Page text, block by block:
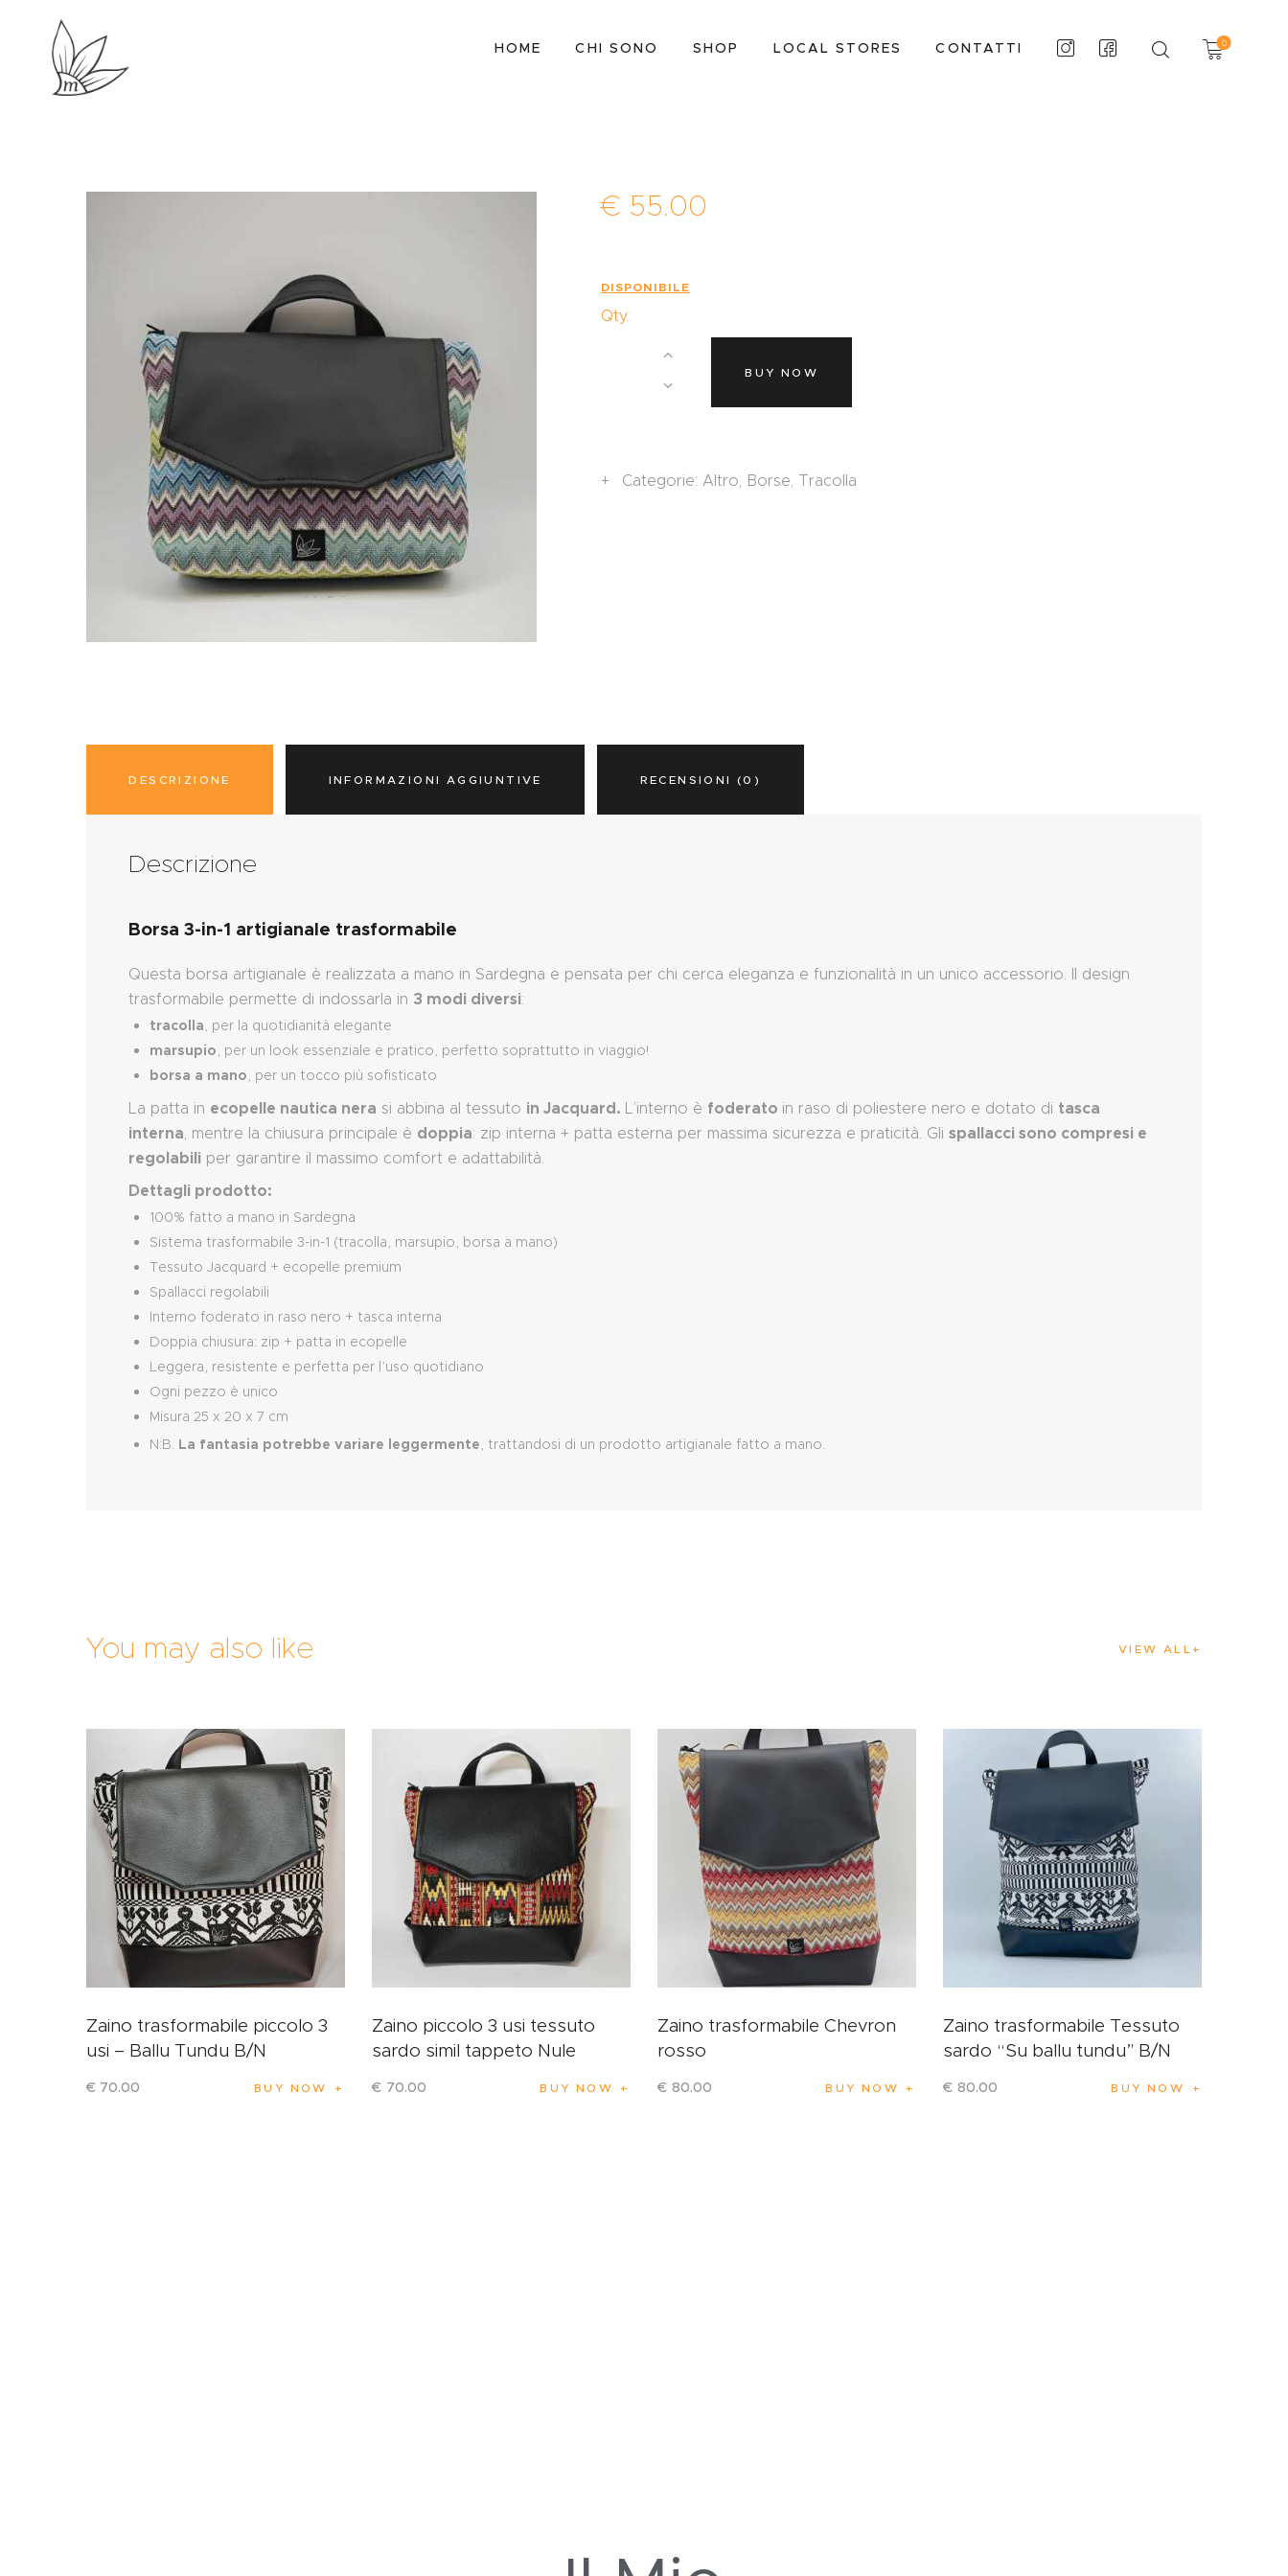
HOME CHI SONO SHOP LOCAL STORES CONTATTI 0
CHI SONO
CONTATTI
€ 55.00
DISPONIBILE
Qty.:
BUY NOW
Categorie:Altro, Borse, Tracolla
DESCRIZIONE INFORMAZIONI AGGIUNTIVE RECENSIONI (0)
Descrizione
Borsa 3-in-1 artigianale trasformabile
Questa borsa artigianale è realizzata a mano in Sardegna e pensata per chi cerca eleganza e funzionalità in un unico accessorio. Il design
trasformabile permette di indossarla in 3 modi diversi:
tracolla, per la quotidianità elegante
marsupio, per un look essenziale e pratico, perfetto soprattutto in viaggio!
borsa a mano, per un tocco più sofisticato
La patta in ecopelle nautica nera si abbina al tessuto in Jacquard. L’interno è foderato in raso di poliestere nero e dotato di tasca
interna , mentre la chiusura principale è doppia: zip interna + patta esterna per massima sicurezza e praticità. Glispallacci sono compresi e
regolabili per garantire il massimo comfort e adattabilità.
Dettagli prodotto:
100% fatto a mano in Sardegna
Sistema trasformabile 3-in-1 (tracolla, marsupio, borsa a mano)
Tessuto Jacquard + ecopelle premium
Spallacci regolabili
Interno foderato in raso nero + tasca interna
Doppia chiusura: zip + patta in ecopelle
Leggera, resistente e perfetta per l’uso quotidiano
Ogni pezzo è unico
Misura 25 x 20 x 7 cm
N:B. La fantasia potrebbe variare leggermente, trattandosi di un prodotto artigianale fatto a mano.
You may also like VIEW ALL
Zaino trasformabile piccolo 3
usi – Ballu Tundu B/N
€ 70.00 BUY NOW
Zaino piccolo 3 usi tessuto
sardo simil tappeto Nule
€ 70.00 BUY NOW
Zaino trasformabile Chevron
rosso
€ 80.00 BUY NOW
Zaino trasformabile Tessuto
sardo “Su ballu tundu” B/N
€ 80.00 BUY NOW